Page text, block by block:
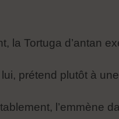
la Tortuga d’antan
prétend plutôt à
l’emmène